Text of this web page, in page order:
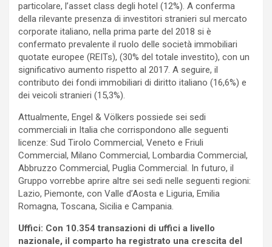
particolare, l’asset class degli hotel (12%). A conferma
della rilevante presenza di investitori stranieri sul mercato
corporate italiano, nella prima parte del 2018 si è
confermato prevalente il ruolo delle società immobiliari
quotate europee (REITs), (30% del totale investito), con un
significativo aumento rispetto al 2017. A seguire, il
contributo dei fondi immobiliari di diritto italiano (16,6%) e
dei veicoli stranieri (15,3%).
Attualmente, Engel & Völkers possiede sei sedi
commerciali in Italia che corrispondono alle seguenti
licenze: Sud Tirolo Commercial, Veneto e Friuli
Commercial, Milano Commercial, Lombardia Commercial,
Abbruzzo Commercial, Puglia Commercial. In futuro, il
Gruppo vorrebbe aprire altre sei sedi nelle seguenti regioni:
Lazio, Piemonte, con Valle d’Aosta e Liguria, Emilia
Romagna, Toscana, Sicilia e Campania.
Uffici: Con 10.354 transazioni di uffici a livello
nazionale, il comparto ha registrato una crescita del